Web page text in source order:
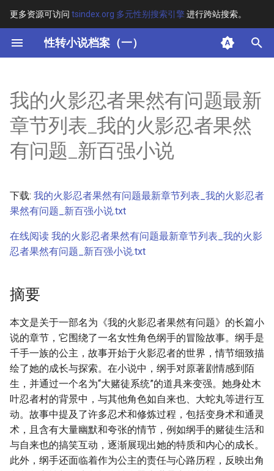
更多资源可访问 tsindex.org 多元性别搜索引擎进行跨站搜索。
性转小说档案（一）
键
开
始
搜
其他信息 [Processed Page
Metadata]
正文
我的火影忍者果然有问题最新
章节列表_我的火影忍者果然
有问题_新百强小说
下载: 我的火影忍者果然有问题最新章节列表_我的火影忍者
果然有问题_新百强小说.txt
在线阅读 我的火影忍者果然有问题最新章节列表_我的火影
忍者果然有问题_新百强小说.txt
摘要
本文是关于一部名为《我的火影忍者果然有问题》的长篇小
说的章节，它围绕了一名女性角色纲手的冒险故事。纲手是
千手一族的公主，故事开始于火影忍者的世界，情节细致描
绘了她的成长与探索。在小说中，纲手对原著剧情感到陌
生，并通过一个名为“大赌徒系统”的道具来变强。她身处木
叶忍者村的背景中，与其他角色如自来也、大蛇丸等进行互
动。故事中提及了许多忍术和修炼过程，包括变身术和通灵
术，且含有大量幽默和夸张的情节，例如纲手的赌徒生活和
与自来也的搞笑互动，逐渐展现出她的特质和内心的成长。
此外，纲手还面临着作为公主的责任与心路历程，反映出角